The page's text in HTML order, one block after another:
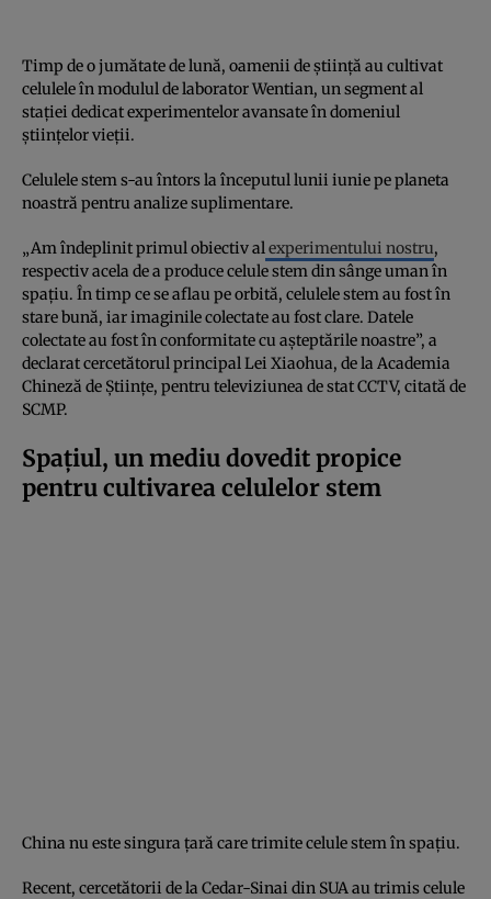
Timp de o jumătate de lună, oamenii de știință au cultivat
celulele în modulul de laborator Wentian, un segment al
stației dedicat experimentelor avansate în domeniul
științelor vieții.
Celulele stem s-au întors la începutul lunii iunie pe planeta
noastră pentru analize suplimentare.
„Am îndeplinit primul obiectiv alexperimentului nostru,
respectiv acela de a produce celule stem din sânge uman în
spațiu. În timp ce se aflau pe orbită, celulele stem au fost în
stare bună, iar imaginile colectate au fost clare. Datele
colectate au fost în conformitate cu așteptările noastre”, a
declarat cercetătorul principal Lei Xiaohua, de la Academia
Chineză de Științe, pentru televiziunea de stat CCTV, citată de
SCMP.
Spațiul, un mediu dovedit propice
pentru cultivarea celulelor stem
China nu este singura țară care trimite celule stem în spațiu.
Recent, cercetătorii de la Cedar-Sinai din SUA au trimis celule